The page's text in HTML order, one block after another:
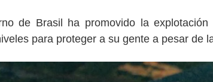
de Brasil ha promovido la
para proteger a su gente a pesar de